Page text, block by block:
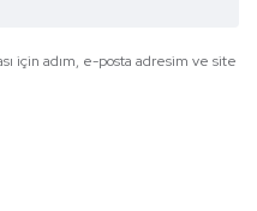
için adım, e-posta adresim ve site